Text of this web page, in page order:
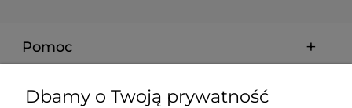
Pomoc
Moje konto
Dbamy o Twoją prywatność